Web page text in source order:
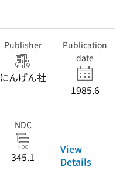
Publisher
にんげん社
Publication
date
1985.6
NDC
345.1
View
Details